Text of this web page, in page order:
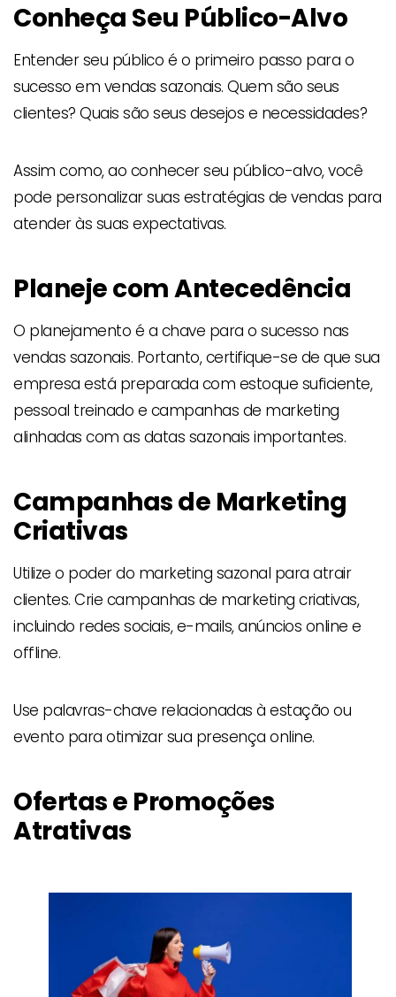
Conheça Seu Público-Alvo
Entender seu público é o primeiro passo para o
sucesso em vendas sazonais. Quem são seus
clientes? Quais são seus desejos e necessidades?
Assim como, ao conhecer seu público-alvo, você
pode personalizar suas estratégias de vendas para
atender às suas expectativas.
Planeje com Antecedência
O planejamento é a chave para o sucesso nas
vendas sazonais. Portanto, certifique-se de que sua
empresa está preparada com estoque suficiente,
pessoal treinado e campanhas de marketing
alinhadas com as datas sazonais importantes.
Campanhas de Marketing
Criativas
Utilize o poder do marketing sazonal para atrair
clientes. Crie campanhas de marketing criativas,
incluindo redes sociais, e-mails, anúncios online e
offline.
Use palavras-chave relacionadas à estação ou
evento para otimizar sua presença online.
Ofertas e Promoções
Atrativas